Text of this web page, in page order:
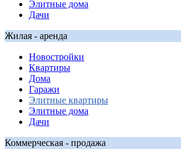
Элитные дома
Дачи
Жилая - аренда
Новостройки
Квартиры
Дома
Гаражи
Элитные квартиры
Элитные дома
Дачи
Коммерческая - продажа